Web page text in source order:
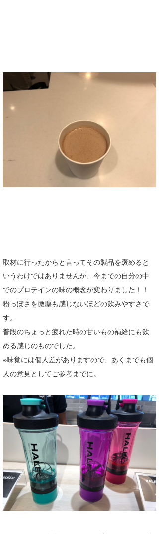
取材に行ったからと言ってその製品を褒めると
いうわけではありませんが、今までの自分の中
でのプロテインの味の概念が変わりました！！
粉っぽさを微塵も感じないほどの飲みやすさで
す。
普段のちょっと疲れた時の甘いもの補給にも飲
める感じのものでした。
※味覚には個人差がありますので、あくまでも個
人の意見としてご参考までに。